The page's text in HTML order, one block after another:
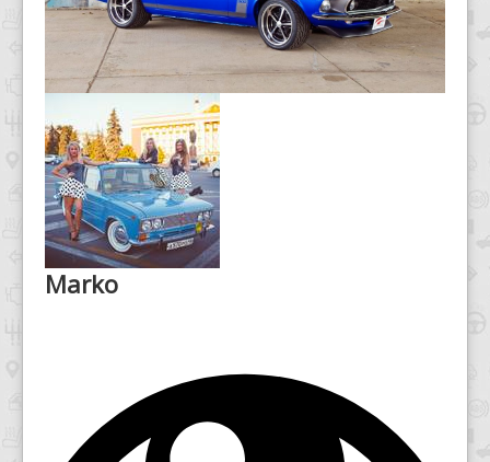
Marko